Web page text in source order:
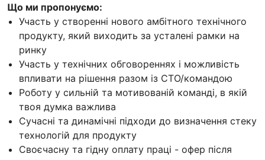
Що ми пропонуємо:
Участь у створенні нового амбітного технічного
продукту, який виходить за усталені рамки на
ринку
Участь у технічних обговореннях і можливість
впливати на рішення разом із CTO/командою
Роботу у сильній та мотивованій команді, в якій
твоя думка важлива
Сучасні та динамічні підходи до визначення стеку
технологій для продукту
Своєчасну та гідну оплату праці - офер після